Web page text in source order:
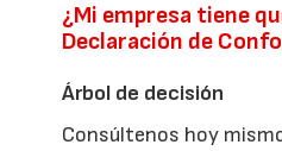
¿Mi empresa tiene
Declaración de
Árbol de decisión
Consúltenos hoy